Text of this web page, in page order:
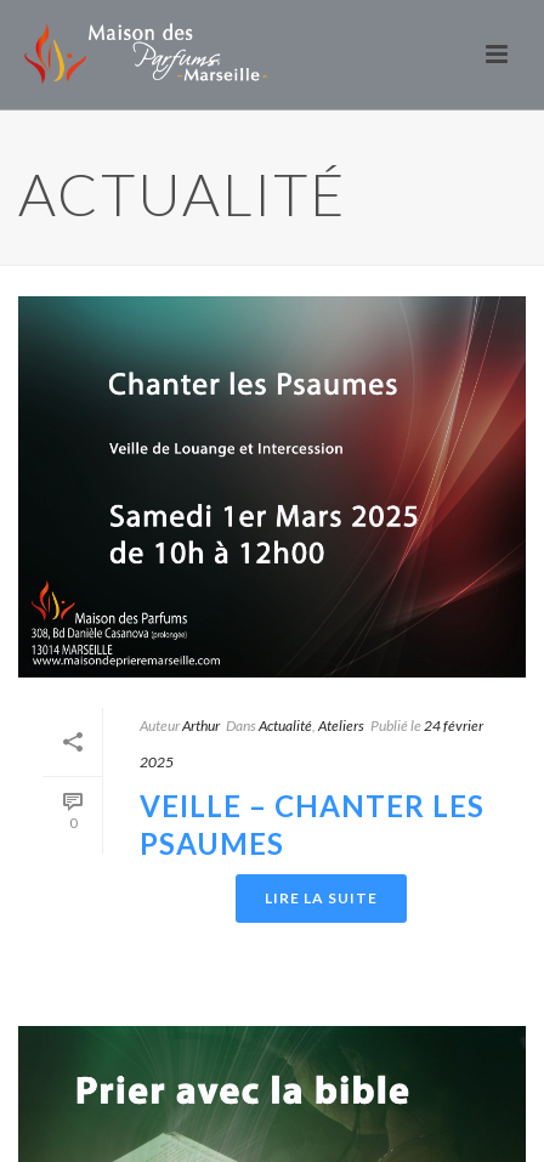
ACTUALITÉ
0
AuteurArthur DansActualité Ateliers Publié le 24 février
2025
VEILLE – CHANTER LES
PSAUMES
LIRE LA SUITE